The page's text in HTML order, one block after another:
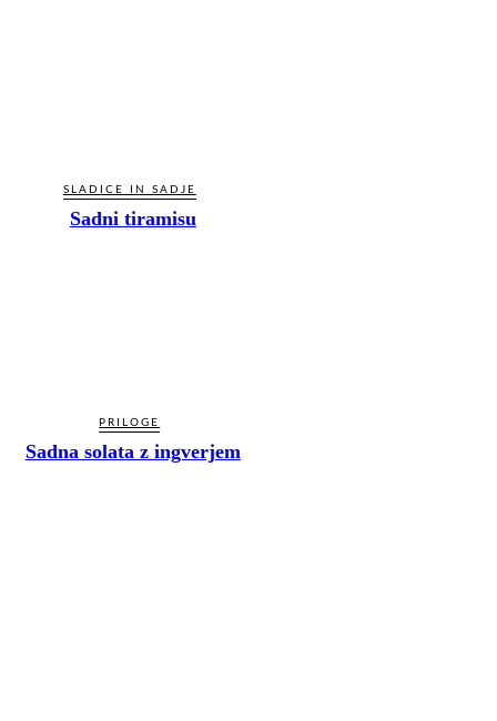
SLADICE IN SADJE
Sadni tiramisu
PRILOGE
Sadna solata z ingverjem